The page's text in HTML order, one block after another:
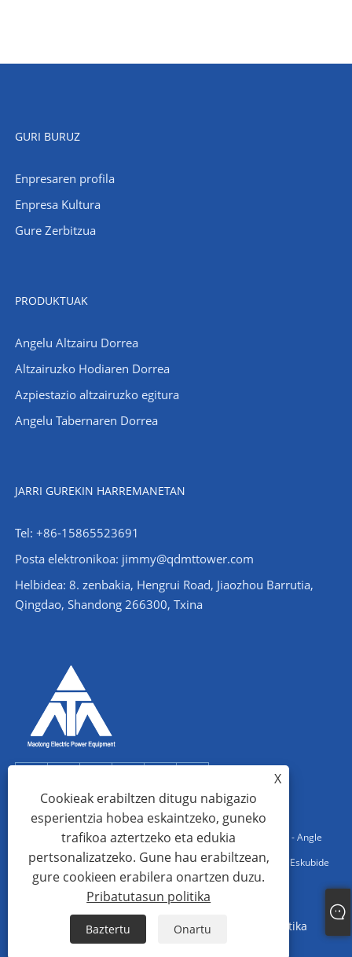
GURI BURUZ
Enpresaren profila
Enpresa Kultura
Gure Zerbitzua
PRODUKTUAK
Angelu Altzairu Dorrea
Altzairuzko Hodiaren Dorrea
Azpiestazio altzairuzko egitura
Angelu Tabernaren Dorrea
JARRI GUREKIN HARREMANETAN
Tel: +86-15865523691
Posta elektronikoa: jimmy@qdmttower.com
Helbidea: 8. zenbakia, Hengrui Road, Jiaozhou Barrutia,
Qingdao, Shandong 266300, Txina
Copyright © 2022 Qingdao Maotong Power Equipment Co., Ltd. - Angle
Steel Tower, Azpiestazio altzairuzko egitura, Steel Pipe Tower - Eskubide
guztiak erreserbatuta.
Sitemap RSS XML Pribatutasun politika
X
Cookieak erabiltzen ditugu nabigazio
esperientzia hobea eskaintzeko, guneko
trafikoa aztertzeko eta edukia
pertsonalizatzeko. Gune hau erabiltzean,
gure cookieen erabilera onartzen duzu.
Pribatutasun politika
Baztertu Onartu